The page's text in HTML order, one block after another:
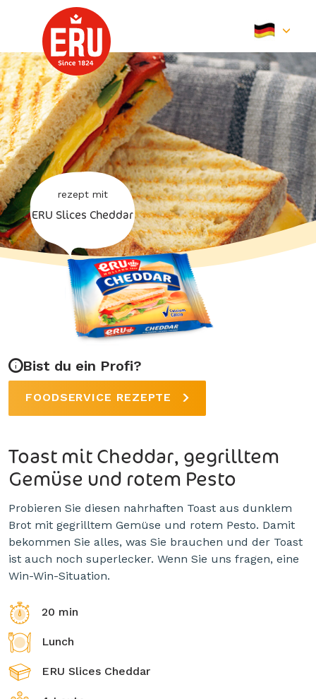
rezept mit
ERU Slices Cheddar
Bist du ein Profi?
FOODSERVICE REZEPTE
Toast mit Cheddar, gegrilltem
Gemüse und rotem Pesto
Probieren Sie diesen nahrhaften Toast aus dunklem
Brot mit gegrilltem Gemüse und rotem Pesto. Damit
bekommen Sie alles, was Sie brauchen und der Toast
ist auch noch superlecker. Wenn Sie uns fragen, eine
Win-Win-Situation.
20 min
Lunch
ERU Slices Cheddar